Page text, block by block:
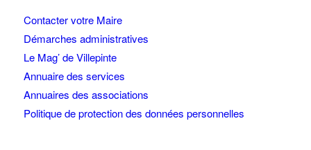
Contacter votre Maire
Démarches administratives
Le Mag’ de Villepinte
Annuaire des services
Annuaires des associations
Politique de protection des données personnelles